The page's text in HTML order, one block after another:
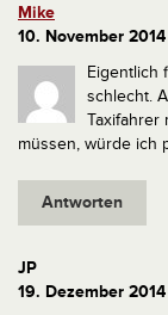
Mike
10. November
Eigentlich
schlecht.
Taxifahrer
müssen, würde ich
Antworten
JP
19. Dezember